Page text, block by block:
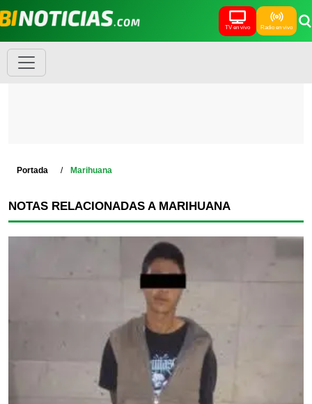
TV en vivo Radio en vivo
Portada Marihuana
NOTAS RELACIONADAS A MARIHUANA